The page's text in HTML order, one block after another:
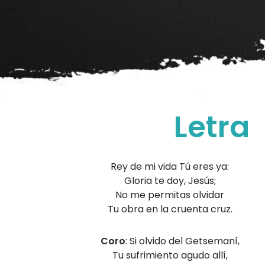
Letra
Rey de mi vida Tú eres ya:
Gloria te doy, Jesús;
No me permitas olvidar
Tu obra en la cruenta cruz.
Coro: Si olvido del Getsemaní,
Tu sufrimiento agudo allí,